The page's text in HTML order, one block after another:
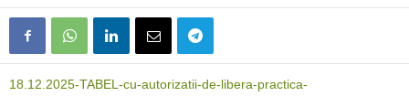
18.12.2025-TABEL-cu-autorizatii-de-libera-practica-